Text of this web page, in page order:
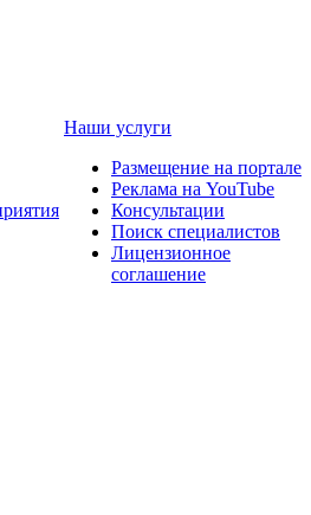
Наши услуги
Размещение на портале
Реклама на YouTube
Консультации
Поиск специалистов
Лицензионное
соглашение